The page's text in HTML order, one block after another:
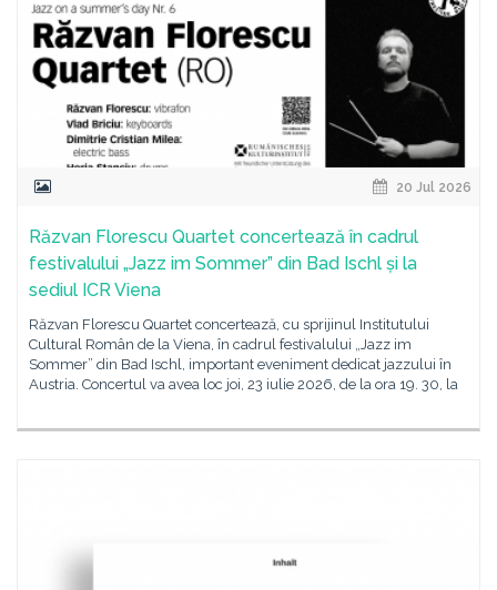
20 Jul 2026
Răzvan Florescu Quartet concertează în cadrul
festivalului „Jazz im Sommer” din Bad Ischl și la
sediul ICR Viena
Răzvan Florescu Quartet concertează, cu sprijinul Institutului
Cultural Român de la Viena, în cadrul festivalului „Jazz im
Sommer” din Bad Ischl, important eveniment dedicat jazzului în
Austria. Concertul va avea loc joi, 23 iulie 2026, de la ora 19. 30, la